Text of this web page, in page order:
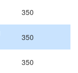
350
350
350